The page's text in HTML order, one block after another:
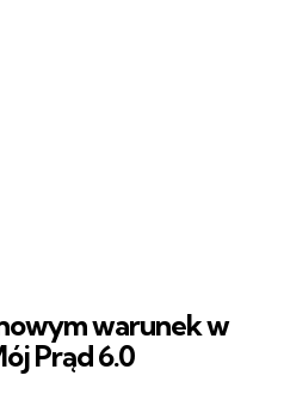
warunek w
Prąd 6.0